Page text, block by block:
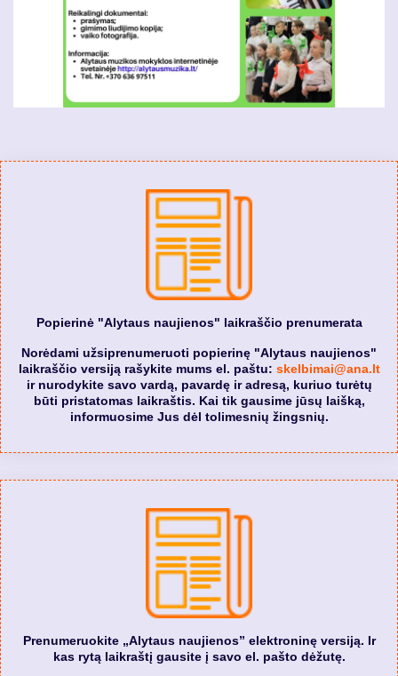
Popierinė "Alytaus naujienos" laikraščio prenumerata
Norėdami užsiprenumeruoti popierinę "Alytaus naujienos"
laikraščio versiją rašykite mums el. paštu: skelbimai@ana.lt
ir nurodykite savo vardą, pavardę ir adresą, kuriuo turėtų
būti pristatomas laikraštis. Kai tik gausime jūsų laišką,
informuosime Jus dėl tolimesnių žingsnių.
Prenumeruokite „Alytaus naujienos” elektroninę versiją. Ir
kas rytą laikraštį gausite į savo el. pašto dėžutę.